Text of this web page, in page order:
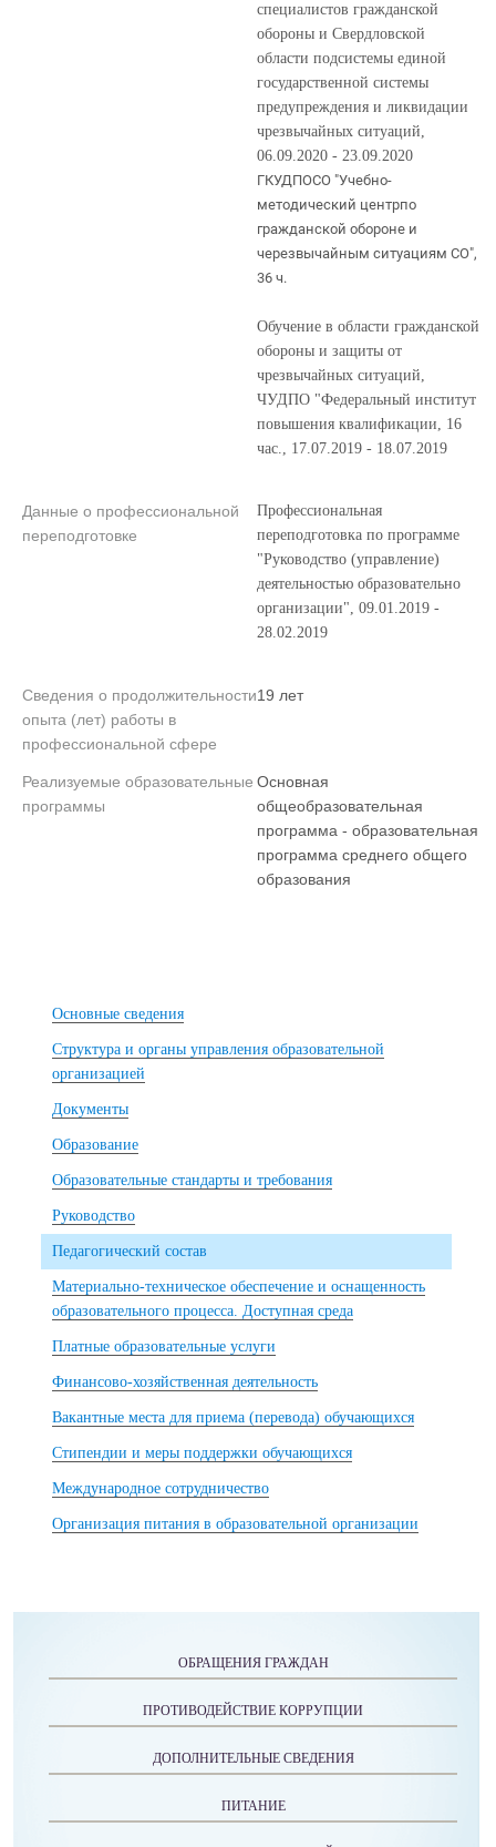
специалистов гражданской
обороны и Свердловской
области подсистемы единой
государственной системы
предупреждения и ликвидации
чрезвычайных ситуаций,
06.09.2020 - 23.09.2020
ГКУДПОСО "Учебно-
методический центрпо
гражданской обороне и
черезвычайным ситуациям СО",
36 ч.
Обучение в области гражданской
обороны и защиты от
чрезвычайных ситуаций,
ЧУДПО "Федеральный институт
повышения квалификации, 16
час., 17.07.2019 - 18.07.2019
Данные о профессиональной
переподготовке
Профессиональная
переподготовка по программе
"Руководство (управление)
деятельностью образовательно
организации", 09.01.2019 -
28.02.2019
Сведения о продолжительности
опыта (лет) работы в
профессиональной сфере
19 лет
Реализуемые образовательные
программы
Основная
общеобразовательная
программа - образовательная
программа среднего общего
образования
Основные сведения
Структура и органы управления образовательной
организацией
Документы
Образование
Образовательные стандарты и требования
Руководство
Педагогический состав
Материально-техническое обеспечение и оснащенность
образовательного процесса. Доступная среда
Платные образовательные услуги
Финансово-хозяйственная деятельность
Вакантные места для приема (перевода) обучающихся
Стипендии и меры поддержки обучающихся
Международное сотрудничество
Организация питания в образовательной организации
ОБРАЩЕНИЯ ГРАЖДАН
ПРОТИВОДЕЙСТВИЕ КОРРУПЦИИ
ДОПОЛНИТЕЛЬНЫЕ СВЕДЕНИЯ
ПИТАНИЕ